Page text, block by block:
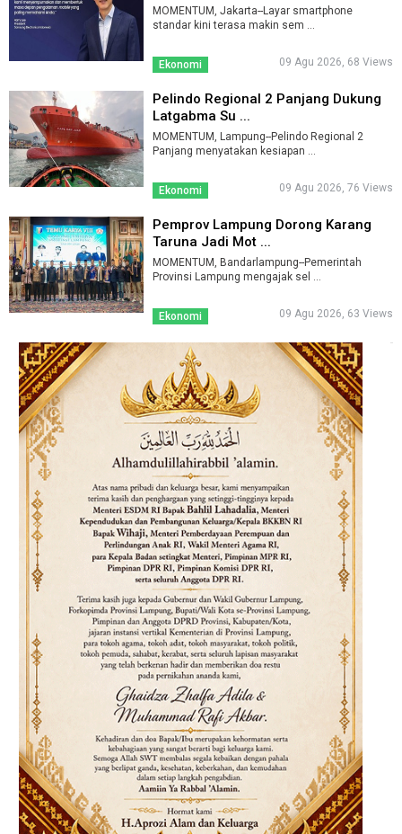
MOMENTUM, Jakarta--Layar smartphone
standar kini terasa makin sem ...
Ekonomi 09 Agu 2026, 68 Views
Pelindo Regional 2 Panjang Dukung
Latgabma Su ...
MOMENTUM, Lampung--Pelindo Regional 2
Panjang menyatakan kesiapan ...
Ekonomi 09 Agu 2026, 76 Views
Pemprov Lampung Dorong Karang
Taruna Jadi Mot ...
MOMENTUM, Bandarlampung--Pemerintah
Provinsi Lampung mengajak sel ...
Ekonomi 09 Agu 2026, 63 Views